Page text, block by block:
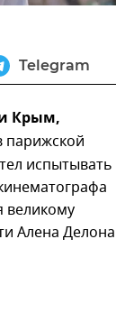
Telegram
Крым,
парижской
испытывать
великому
Алена Делона